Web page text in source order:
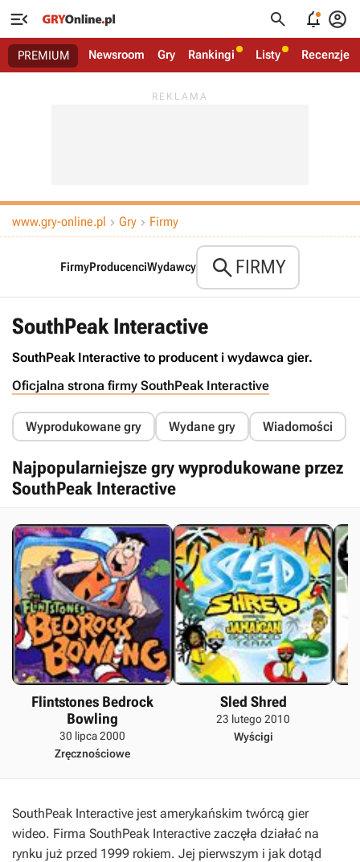
   
PREMIUM Newsroom Gry Rankingi Listy Recenzje
www.gry-online.pl  Gry  Firmy
FirmyProducenciWydawcy FIRMY
SouthPeak Interactive
SouthPeak Interactive to producent i wydawca gier.
Oficjalna strona firmy SouthPeak Interactive
Wyprodukowane gry Wydane gry Wiadomości
Najpopularniejsze gry wyprodukowane przez
SouthPeak Interactive
Flintstones Bedrock
Bowling
30 lipca 2000
Zręcznościowe
Sled Shred
23 lutego 2010
Wyścigi
SouthPeak Interactive jest amerykańskim twórcą gier
wideo. Firma SouthPeak Interactive zaczęła działać na
rynku już przed 1999 rokiem. Jej pierwszym i jak dotąd